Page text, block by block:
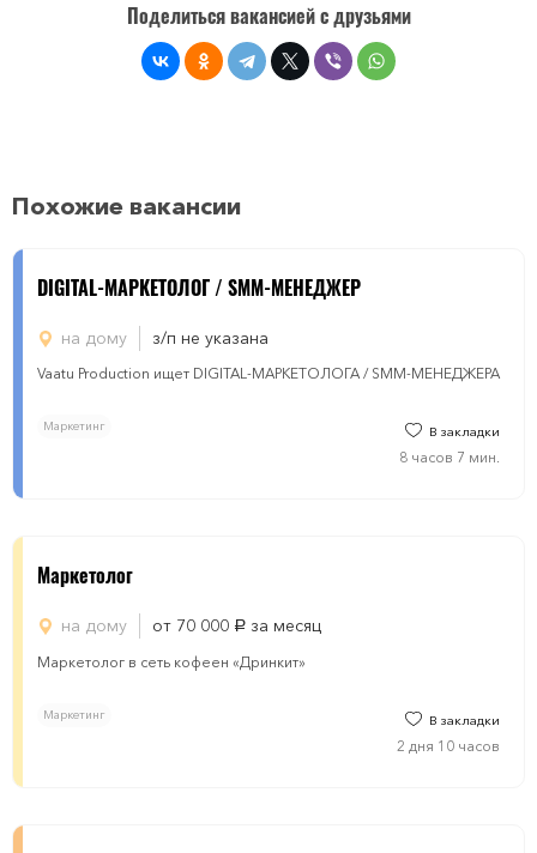
Поделиться вакансией с друзьями
Похожие вакансии
DIGITAL-МАРКЕТОЛОГ / SMM-МЕНЕДЖЕР
на дому з/п не указана
Vaatu Production ищет DIGITAL-МАРКЕТОЛОГА / SMM-МЕНЕДЖЕРА
Маркетинг В закладки
8 часов 7 мин.
Маркетолог
на дому от 70 000 руб. за месяц
Маркетолог в сеть кофеен «Дринкит»
Маркетинг В закладки
2 дня 10 часов